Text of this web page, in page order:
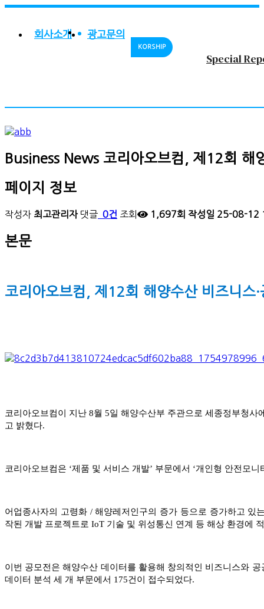
회사소개 광고문의
KORSHIP
Special
Business News 코리아오브컴, 제12회 해
페이지 정보
작성자 최고관리자 댓글 0건 조회 1,697회 작성일 25-08-12
본문
코리아오브컴, 제12회 해양수산 비즈니스
코리아오브컴이 지난 8월 5일 해양수산부 주관으로 세종정부청사
고 밝혔다.
코리아오브컴은 ‘제품 및 서비스 개발’ 부문에서 ‘개인형 안전모
어업종사자의 고령화 / 해양레저인구의 증가 등으로 증가하고
작된 개발 프로젝트로 IoT 기술 및 위성통신 연계 등 해상 환경에
이번 공모전은 해양수산 데이터를 활용해 창의적인 비즈니스와
데이터 분석 세 개 부문에서 175건이 접수되었다.